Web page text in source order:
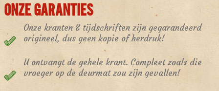
ONZE GARANTIES
Onze kranten & tijdschriften zijn gegarandeerd
origineel, dus geen kopie of herdruk!
U ontvangt de gehele krant. Compleet zoals die
vroeger op de deurmat zou zijn gevallen!